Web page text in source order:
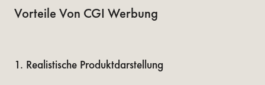
Vorteile Von CGI Werbung
1. Realistische Produktdarstellung